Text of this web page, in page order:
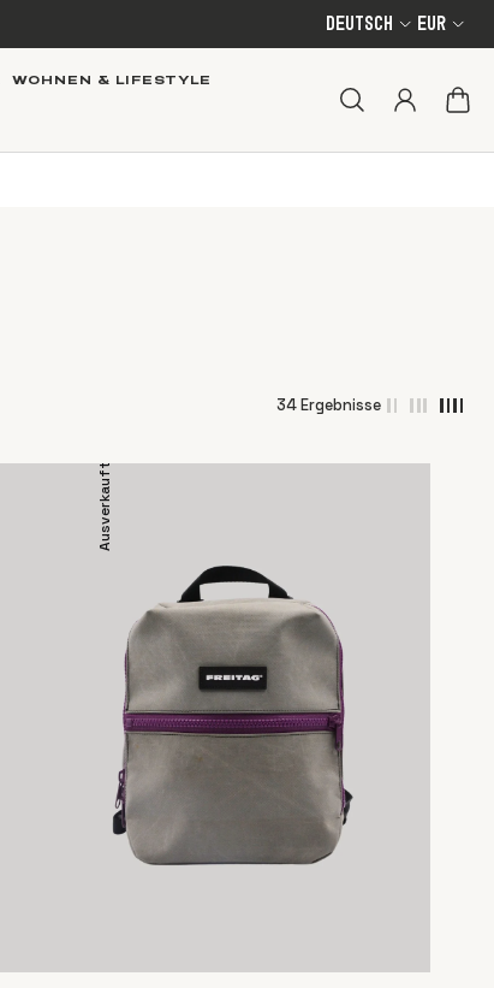
Deutsch EUR
WOHNEN & LIFESTYLE
34 Ergebnisse
Ausverkauft